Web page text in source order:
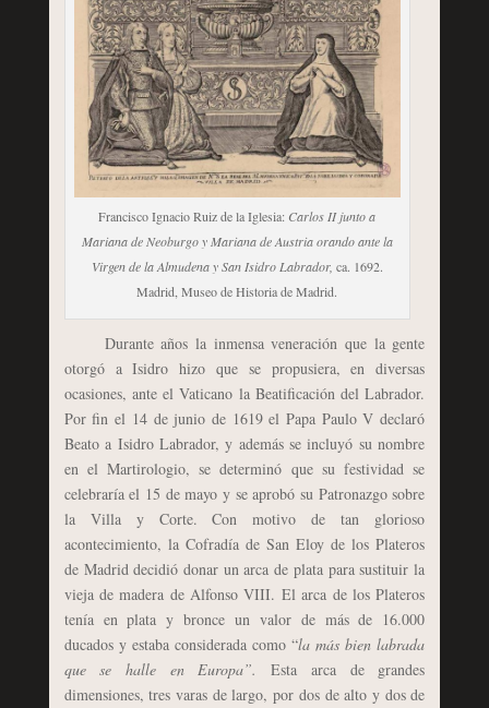
Francisco Ignacio Ruiz de la Iglesia: Carlos II junto a
Mariana de Neoburgo y Mariana de Austria orando ante la
Virgen de la Almudena y San Isidro Labrador, ca. 1692.
Madrid, Museo de Historia de Madrid.
Durante años la inmensa veneración que la gente
otorgó a Isidro hizo que se propusiera, en diversas
ocasiones, ante el Vaticano la Beatificación del Labrador.
Por fin el 14 de junio de 1619 el Papa Paulo V declaró
Beato a Isidro Labrador, y además se incluyó su nombre
en el Martirologio, se determinó que su festividad se
celebraría el 15 de mayo y se aprobó su Patronazgo sobre
la Villa y Corte. Con motivo de tan glorioso
acontecimiento, la Cofradía de San Eloy de los Plateros
de Madrid decidió donar un arca de plata para sustituir la
vieja de madera de Alfonso VIII. El arca de los Plateros
tenía en plata y bronce un valor de más de 16.000
ducados y estaba considerada como “la más bien labrada
que se halle en Europa”.Esta arca de grandes
dimensiones, tres varas de largo, por dos de alto y dos de